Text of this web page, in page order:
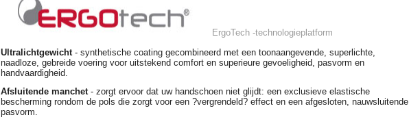
ErgoTech -technologieplatform
Ultralichtgewicht - synthetische coating gecombineerd met een toonaangevende, superlichte,
naadloze, gebreide voering voor uitstekend comfort en superieure gevoeligheid, pasvorm en
handvaardigheid.
Afsluitende manchet - zorgt ervoor dat uw handschoen niet glijdt: een exclusieve elastische
bescherming rondom de pols die zorgt voor een ?vergrendeld? effect en een afgesloten, nauwsluitende
pasvorm.